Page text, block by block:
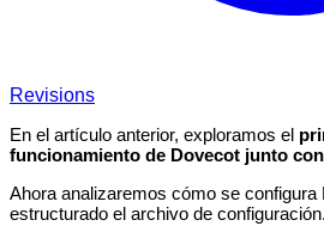
Revisions
En el artículo anterior, exploramos el
funcionamiento de Dovecot junto
Ahora analizaremos cómo se
estructurado el archivo de configuración.